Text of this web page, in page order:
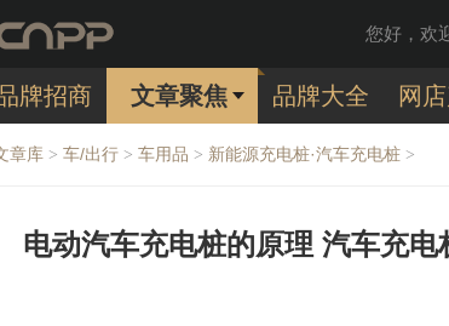
您好，欢
牌招商 文章聚焦 品牌大全 网
章库 > 车/出行 > 车用品 > 新能源充电桩·汽车充电桩 >
电动汽车充电桩的原理 汽车充电